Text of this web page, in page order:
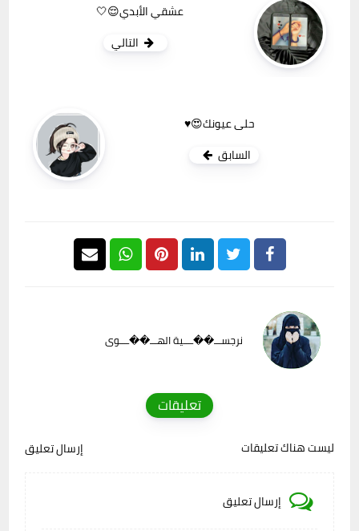
عشقي الأبدي😌🤍
التالي
حلى عيونك😍♥️
السابق
نرجســـ��ــــية الهـــ��ــــوى
تعليقات
ليست هناك تعليقات إرسال تعليق
إرسال تعليق